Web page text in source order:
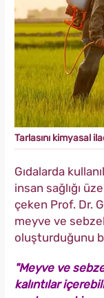
Tarlasını kimyasal
Gıdalarda
insan sağlığı
çeken Prof. Dr.
meyve ve
oluşturduğunu
"Meyve ve
kalıntılar